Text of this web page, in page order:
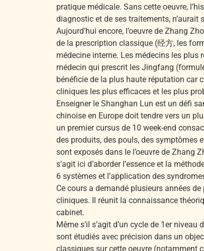
pratique médicale. Sans cette oeuvre,
diagnostic et de ses traitements, n’aurait
Aujourd’hui encore, l’oeuvre de Zhang
de la prescription classique (经方, les
médecine interne. Les médecins les plus
médecin qui prescrit les Jingfang
bénéficie de la plus haute réputation car
cliniques les plus efficaces et les plus
Enseigner le Shanghan Lun est un défi
chinoise en Europe doit tendre vers un
un premier cursus de 10 week-end
des produits, des pouls, des symptômes
sont exposés dans le l’oeuvre de Zhang
s’agit ici d’aborder l’essence et la
6 systèmes et l’application des
Ce cours a demandé plusieurs années
cliniques. Il réunit la connaissance
cabinet.
Même s’il s’agit d’un cycle de 1er
sont étudiés avec précision dans un
classiques sur cette oeuvre (notamment